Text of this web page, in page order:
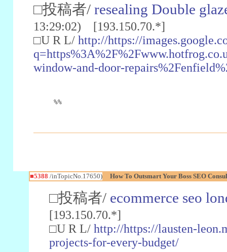
□投稿者/ resealing Double
13:29:02) [193.150.70.*]
□U R L/ http://https://
window-and-door-
%%
■5388 /inTopicNo.17650) How To Outsmart Your Boss SEO
□投稿者/ ecommerce seo
[193.150.70.*]
□U R L/ http://https://lausten-
projects-for-every-budget/